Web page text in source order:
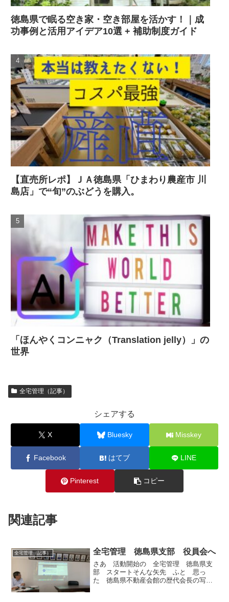
徳島県で眠る空き家・空き部屋を活かす！｜成
功事例と活用アイデア10選 + 補助制度ガイド
【直売所レポ】ＪＡ徳島県「ひまわり農産市 川
島店」で“旬”のぶどうを購入。
「ほんやくコンニャク（Translation jelly）」の
世界
全宅管理（記事）
シェアする
X Bluesky Misskey
Facebook はてブ LINE
Pinterest コピー
関連記事
全宅管理（記事） 全宅管理 徳島県支部 役員会へ
さあ 活動開始の 全宅管理 徳島県支
部 スタートそんな矢先 ふと 思っ
た 徳島県不動産会館の歴代会長の写真